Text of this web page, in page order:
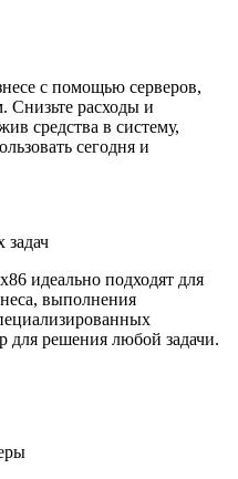
с помощью серверов,
Снизьте расходы и
средства в систему,
сегодня и
идеально подходят для
выполнения
для решения любой задачи.